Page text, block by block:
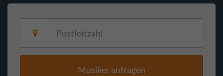
Musiker anfragen